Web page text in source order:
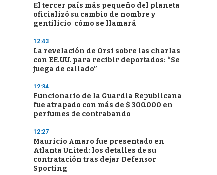
El tercer país más pequeño del planeta
oficializó su cambio de nombre y
gentilicio: cómo se llamará
12:43
La revelación de Orsi sobre las charlas
con EE.UU. para recibir deportados: “Se
juega de callado”
12:34
Funcionario de la Guardia Republicana
fue atrapado con más de $ 300.000 en
perfumes de contrabando
12:27
Mauricio Amaro fue presentado en
Atlanta United: los detalles de su
contratación tras dejar Defensor
Sporting